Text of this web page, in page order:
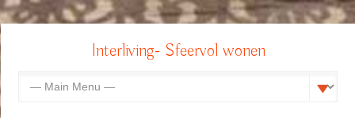
Interliving- Sfeervol wonen